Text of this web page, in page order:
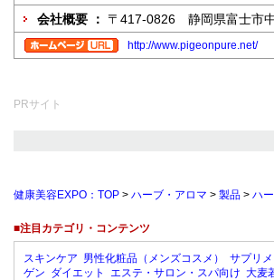
会社概要 ： 〒417-0826 静岡県富士市
http://www.pigeonpure.net/
PRサイト
健康美容EXPO：TOP > ハーブ・アロマ > 製品 > ハ
■注目カテゴリ・コンテンツ
スキンケア 男性化粧品（メンズコスメ） サプリメ
ゲン ダイエット エステ・サロン・スパ向け 大麦